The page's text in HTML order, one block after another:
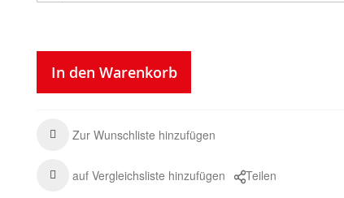
In den Warenkorb
Zur Wunschliste hinzufügen
auf Vergleichsliste hinzufügen Teilen